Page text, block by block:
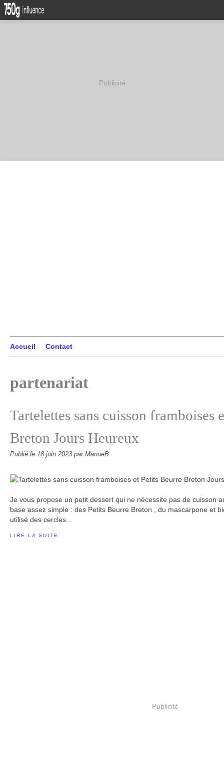
Publicité
Accueil Contact
partenariat
Tartelettes sans cuisson framboises
Breton Jours Heureux
Publié le 18 juin 2023 par ManueB
Je vous propose un petit dessert qui ne nécessite pas de cuisson
base assez simple : des Petits Beurre Breton , du mascarpone et
utilisé des cercles...
LIRE LA SUITE
Publicité